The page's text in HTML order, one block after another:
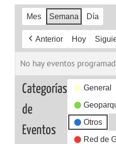
Mes Semana Día
Anterior Hoy
No hay eventos
Categorías
de
Eventos
General
Otros
Red de